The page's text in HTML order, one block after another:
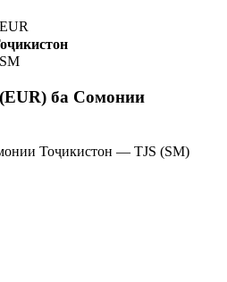
EUR
SM
ба Сомонии
Тоҷикистон — TJS (SM)